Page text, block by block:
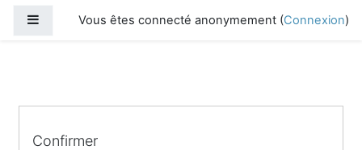
Panneau latéral
Vous êtes connecté anonymement (Connexion)
Confirmer